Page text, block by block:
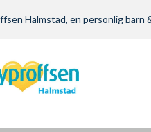
Halmstad, en personlig